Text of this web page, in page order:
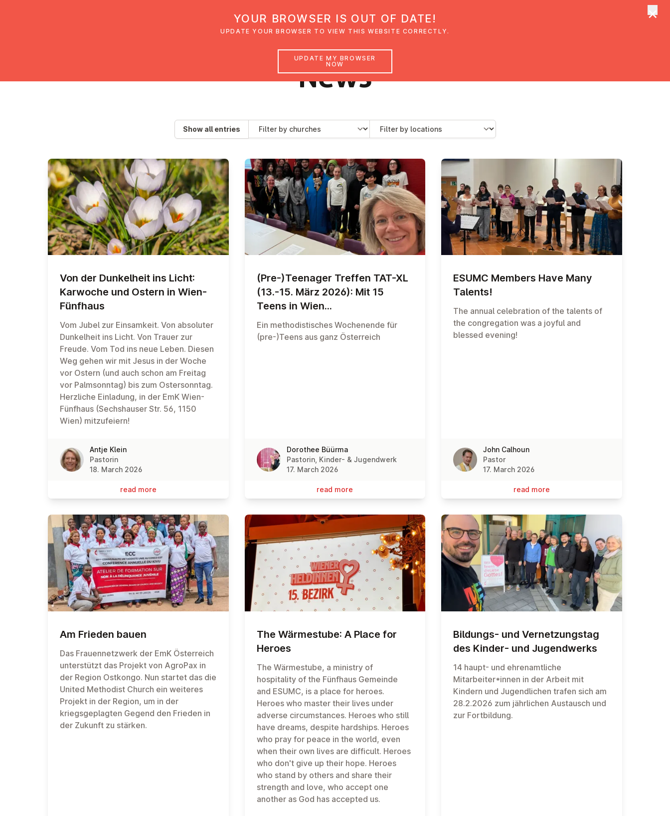
Gemeinden Glaubensimpulse News Veranstaltungen
News
Show all entries Churches Locations
Von der Dunkel­heit ins Licht:
Karwoche und Ostern in Wien-
Fünfhaus
Vom Jubel zur Einsamkeit. Von absoluter
Dunkelheit ins Licht. Von Trauer zur
Freude. Vom Tod ins neue Leben. Diesen
Weg gehen wir mit Jesus in der Woche
vor Ostern (und auch schon am Freitag
vor Palmsonntag) bis zum Ostersonntag.
Herzliche Einladung, in der EmK Wien-
Fünfhaus (Sechshauser Str. 56, 1150
Wien) mitzufeiern!
Antje Klein
Pastorin
18. March 2026
read more
(Pre-)Teenager Treffen TAT-XL
(13.-15. März 2026): Mit 15
Teens in Wien...
Ein methodistisches Wochenende für
(pre-)Teens aus ganz Österreich
Dorothee Büürma
Pastorin, Kinder- & Jugendwerk
17. March 2026
read more
ESUMC Members Have Many
Talents!
The annual celebration of the talents of
the congregation was a joyful and
blessed evening!
John Calhoun
Pastor
17. March 2026
read more
Am Frieden bauen
Das Frauennetzwerk der EmK Österreich
unterstützt das Projekt von AgroPax in
der Region Ostkongo. Nun startet das die
United Methodist Church ein weiteres
Projekt in der Region, um in der
kriegsgeplagten Gegend den Frieden in
der Zukunft zu stärken.
The Wärmes­tube: A Place for
Heroes
The Wärmestube, a ministry of
hospitality of the Fünfhaus Gemeinde
and ESUMC, is a place for heroes.
Heroes who master their lives under
adverse circumstances. Heroes who still
have dreams, despite hardships. Heroes
who pray for peace in the world, even
when their own lives are difficult. Heroes
who don't give up their hope. Heroes
who stand by others and share their
strength and love, who accept one
another as God has accepted us.
Bildungs- und Vernet­zung­stag
des Kinder- und Ju­gendwerks
14 haupt- und ehrenamtliche
Mitarbeiter*innen in der Arbeit mit
Kindern und Jugendlichen trafen sich am
28.2.2026 zum jährlichen Austausch und
zur Fortbildung.
YOUR BROWSER IS OUT OF DATE!
UPDATE YOUR BROWSER TO VIEW THIS WEBSITE CORRECTLY.
UPDATE MY BROWSER
NOW
×